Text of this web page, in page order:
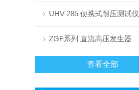
UHV-285 便携式耐压测试仪
ZGF系列 直流高压发生器
查看全部